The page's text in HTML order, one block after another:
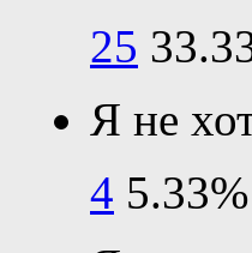
25
Я не
4 5.33%